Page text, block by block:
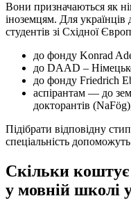
Вони призначаються як
іноземцям. Для
студентів зі Східної
до фонду Konrad
до DAAD –
до фонду Friedrich
аспірантам — до
докторантів
Підібрати відповідну
спеціальність
Скільки
у мовній школі